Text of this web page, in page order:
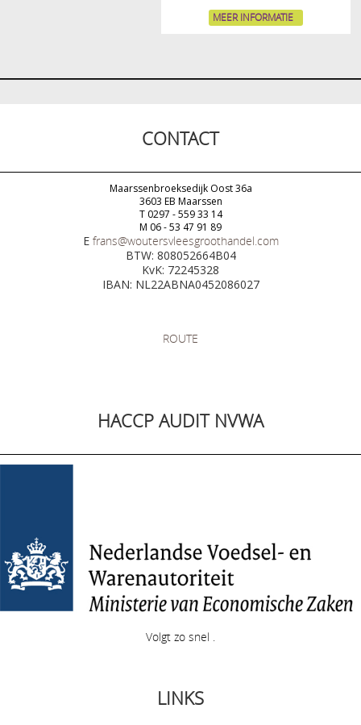
MEER INFORMATIE
CONTACT
Maarssenbroeksedijk Oost 36a
3603 EB Maarssen
T 0297 - 559 33 14
M 06 - 53 47 91 89
E frans@woutersvleesgroothandel.com
BTW: 808052664B04
KvK: 72245328
IBAN: NL22ABNA0452086027
ROUTE
HACCP AUDIT NVWA
Volgt zo snel .
LINKS